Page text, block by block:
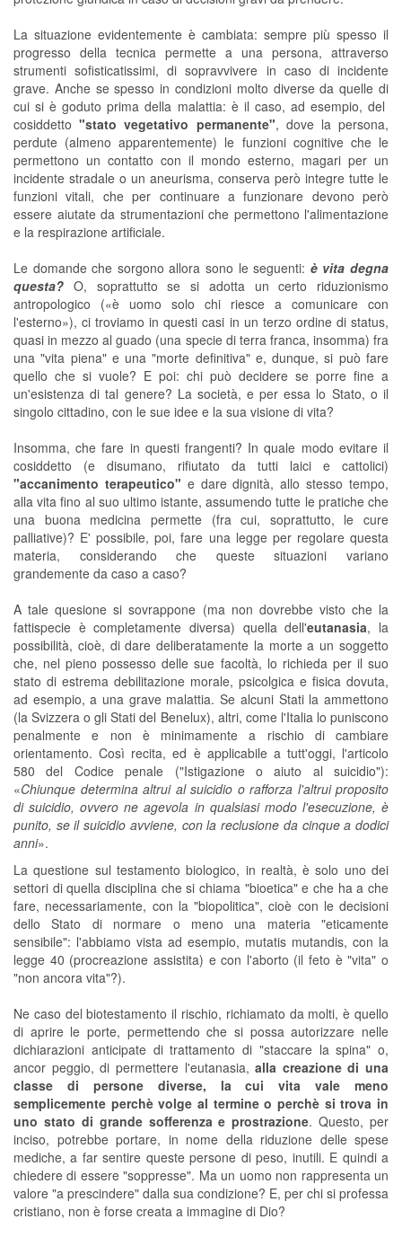
La situazione evidentemente è cambiata: sempre più spesso il
progresso della tecnica permette a una persona, attraverso
strumenti sofisticatissimi, di sopravvivere in caso di incidente
grave. Anche se spesso in condizioni molto diverse da quelle di
cui si è goduto prima della malattia: è il caso, ad esempio, del
cosiddetto"stato vegetativo permanente", dove la persona,
perdute (almeno apparentemente) le funzioni cognitive che le
permettono un contatto con il mondo esterno, magari per un
incidente stradale o un aneurisma, conserva però integre tutte le
funzioni vitali, che per continuare a funzionare devono però
essere aiutate da strumentazioni che permettono l'alimentazione
e la respirazione artificiale.
Le domande che sorgono allora sono le seguenti: è vita degna
questa? O, soprattutto se si adotta un certo riduzionismo
antropologico («è uomo solo chi riesce a comunicare con
l'esterno»), ci troviamo in questi casi in un terzo ordine di status,
quasi in mezzo al guado (una specie di terra franca, insomma) fra
una "vita piena" e una "morte definitiva" e, dunque, si può fare
quello che si vuole? E poi: chi può decidere se porre fine a
un'esistenza di tal genere? La società, e per essa lo Stato, o il
singolo cittadino, con le sue idee e la sua visione di vita?
Insomma, che fare in questi frangenti? In quale modo evitare il
cosiddetto (e disumano, rifiutato da tutti laici e cattolici)
"accanimento terapeutico" e dare dignità, allo stesso tempo,
alla vita fino al suo ultimo istante, assumendo tutte le pratiche che
una buona medicina permette (fra cui, soprattutto, le cure
palliative)? E' possibile, poi, fare una legge per regolare questa
materia, considerando che queste situazioni variano
grandemente da caso a caso?
A tale quesione si sovrappone (ma non dovrebbe visto che la
fattispecie è completamente diversa) quella dell'eutanasia, la
possibilità, cioè, di dare deliberatamente la morte a un soggetto
che, nel pieno possesso delle sue facoltà, lo richieda per il suo
stato di estrema debilitazione morale, psicolgica e fisica dovuta,
ad esempio, a una grave malattia. Se alcuni Stati la ammettono
(la Svizzera o gli Stati del Benelux), altri, come l'Italia lo puniscono
penalmente e non è minimamente a rischio di cambiare
orientamento. Così recita, ed è applicabile a tutt'oggi, l'articolo
580 del Codice penale ("Istigazione o aiuto al suicidio"):
«Chiunque determina altrui al suicidio o rafforza l'altrui proposito
di suicidio, ovvero ne agevola in qualsiasi modo l'esecuzione, è
punito, se il suicidio avviene, con la reclusione da cinque a dodici
anni».
La questione sul testamento biologico, in realtà, è solo uno dei
settori di quella disciplina che si chiama "bioetica" e che ha a che
fare, necessariamente, con la "biopolitica", cioè con le decisioni
dello Stato di normare o meno una materia "eticamente
sensibile": l'abbiamo vista ad esempio, mutatis mutandis, con la
legge 40 (procreazione assistita) e con l'aborto (il feto è "vita" o
"non ancora vita"?).
Ne caso del biotestamento il rischio, richiamato da molti, è quello
di aprire le porte, permettendo che si possa autorizzare nelle
dichiarazioni anticipate di trattamento di "staccare la spina" o,
ancor peggio, di permettere l'eutanasia,alla creazione di una
classe di persone diverse, la cui vita vale meno
semplicemente perchè volge al termine o perchè si trova in
uno stato di grande sofferenza e prostrazione. Questo, per
inciso, potrebbe portare, in nome della riduzione delle spese
mediche, a far sentire queste persone di peso, inutili. E quindi a
chiedere di essere "soppresse". Ma un uomo non rappresenta un
valore "a prescindere" dalla sua condizione? E, per chi si professa
cristiano, non è forse creata a immagine di Dio?